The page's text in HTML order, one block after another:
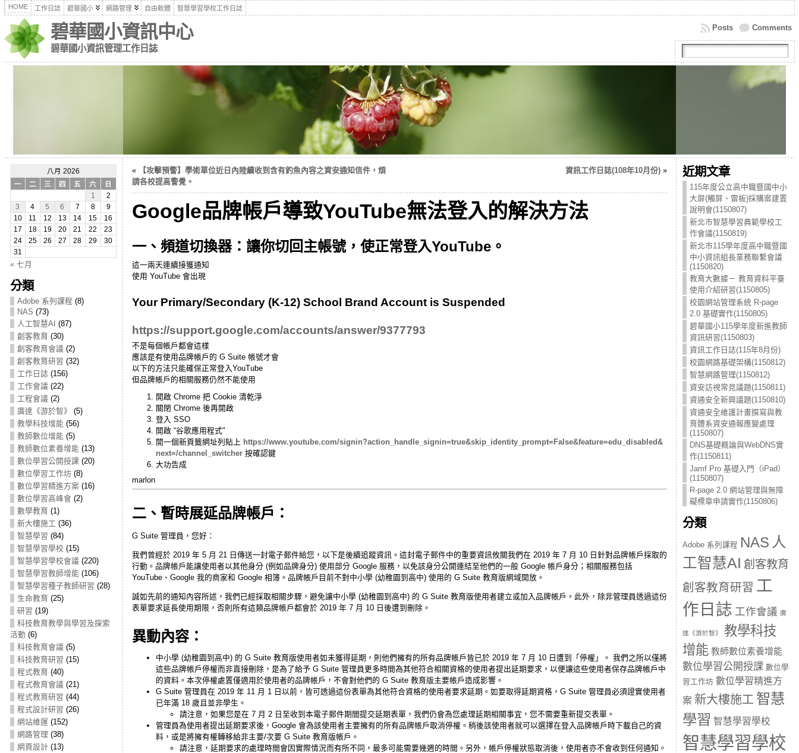
HOME 工作日誌 碧華國小 網路管理 自由軟體 智慧學習學校工作日誌
碧華國小資訊中心
碧華國小資訊管理工作日誌
Comments
Posts
八月 2026
一
二 三 四 五 六
日
1
2
3
4 5 6 7 8
9
10
11 12 13 14 15
16
17
18 19 20 21 22
23
24
25 26 27 28 29
30
31
« 七月
分類
Adobe 系列課程 (8)
NAS (73)
人工智慧AI (87)
創客教育 (30)
創客教育會議 (2)
創客教育研習 (32)
工作日誌 (156)
工作會議 (22)
工程會議 (2)
廣達《游於智》
(5)
教學科技增能(56)
教師數位增能(5)
教師數位素養增能(13)
數位學習公開授課 (20)
數位學習工作坊(8)
數位學習精進方案 (16)
數位學習高峰會 (2)
數學教育 (1)
新大樓施工 (36)
智慧學習 (84)
智慧學習學校 (15)
智慧學習學校會議 (220)
智慧學習教師增能(106)
智慧學習種子教師研習 (28)
生命教育 (25)
研習 (19)
科技教育教學與學習及探索
活動 (6)
科技教育會議 (5)
科技教育研習 (15)
程式教育 (40)
程式教育會議 (21)
程式教育研習 (44)
程式設計研習 (26)
網站維運 (152)
網路管理 (38)
網頁設計(13)
«
【攻擊預警】學術單位近日內陸續收到含有釣魚內容之資安通知信件，煩
請各校提高警覺。
資訊工作日誌(108年10月份)»
Google品牌帳戶導致YouTube無法登入的解決方法
一、頻道切換器：讓你切回主帳號，使正常登入YouTube。
這一兩天連續接獲通知
使用 YouTube 會出現
Your Primary/Secondary (K-12) School Brand Account is Suspended
https://support.google.com/accounts/answer/9377793
不是每個帳戶都會這樣
應該是有使用品牌帳戶的 G Suite 帳號才會
以下的方法只能確保正常登入YouTube
但品牌帳戶的相關服務仍然不能使用
開啟 Chrome 把 Cookie 清乾淨
關閉 Chrome 後再開啟
登入 SSO
開啟 “谷歌應用程式"
開一個新頁籤網址列貼上 https://www.youtube.com/signin?action_handle_signin=true&skip_identity_prompt= False&feature=edu_disabled&
next=/channel_switcher按確認鍵
大功告成
marlon
二、暫時展延品牌帳戶：
G Suite 管理員，您好：
我們曾經於 2019 年 5 月 21 日傳送一封電子郵件給您，以下是後續追蹤資訊。 這封電子郵件中的重要資訊攸關我們在 2019 年 7 月 10 日針對品牌帳戶採取的
行動。品牌帳戶能讓使用者以其他身分 (例如品牌身分) 使用部分 Google 服務，以免該身分公開連結至他們的一般 Google 帳戶身分；相關服務包括
YouTube、Google 我的商家和 Google 相簿。品牌帳戶目前不對中小學 (幼稚園到高中) 使用的 G Suite 教育版網域開放。
誠如先前的通知內容所述，我們已經採取相關步驟，避免讓中小學 (幼稚園到高中) 的 G Suite 教育版使用者建立或加入品牌帳戶。此外，除非管理員透過這份
表單要求延長使用期限，否則所有這類品牌帳戶都會於 2019 年 7 月 10 日後遭到刪除。
異動內容：
中小學 (幼稚園到高中) 的 G Suite 教育版使用者如未獲得延期，則他們擁有的所有品牌帳戶皆已於 2019 年 7 月 10 日遭到「停權」。 我們之所以僅將
這些品牌帳戶停權而非直接刪除，是為了給予 G Suite 管理員更多時間為其他符合相關資格的使用者提出延期要求， 以便讓這些使用者保存品牌帳戶中
的資料。 本次停權處置僅適用於使用者的品牌帳戶，不會對他們的 G Suite 教育版主要帳戶造成影響。
G Suite 管理員在 2019 年 11 月 1 日以前，皆可透過這份表單為其他符合資格的使用者要求延期。 如要取得延期資格，G Suite 管理員必須證實使用者
已年滿 18 歲且並非學生。
請注意，如果您是在 7 月 2 日至收到本電子郵件期間提交延期表單， 我們仍會為您處理延期相關事宜，您不需要重新提交表單。
管理員為使用者提出延期要求後，Google 會為該使用者主要擁有的所有品牌帳戶取消停權。 稍後該使用者就可以選擇在登入品牌帳戶時下載自己的資
料，或是將擁有權轉移給非主要/次要 G Suite 教育版帳戶。
請注意，延期要求的處理時間會因實際情況而有所不同， 最多可能需要幾週的時間。另外，帳戶停權狀態取消後， 使用者亦不會收到任何通知。
近期文章
115年度公立高中職暨國中小
大屏(觸屏、雷板)採購案建置
說明會(1150807)
新北市智慧學習典範學校工
作會議(1150819)
新北市115學年度高中職暨國
中小資訊組長業務聯繫會議
(1150820)
教育大數據－ 教育資料平臺
使用介紹研習(1150805)
校園網站管理系統 R-page
2.0 基礎實作(1150805)
碧華國小115學年度新進教師
資訊研習(1150803)
資訊工作日誌(115年8月份)
校園網路基礎架構(1150812)
智慧網路管理(1150812)
資安訪視常見議題(1150811)
資通安全新興議題(1150810)
資通安全維護計畫撰寫與教
育體系資安通報應變處理
(1150807)
DNS基礎概論與WebDNS實
作(1150811)
Jamf Pro 基礎入門（iPad）
(1150807)
R-page 2.0 網站管理與無障
礙標章申請實作(1150806)
分類
Adobe 系列課程 NAS 人
工智慧AI 創客教育
創客教育研習 工
作日誌 工作會議 廣
達《游於智》
教學科技
增能 教師數位素養增能
數位學習公開授課 數位學
習工作坊 數位學習精進方
案 新大樓施工 智慧
學習 智慧學習學校
智慧學習學校